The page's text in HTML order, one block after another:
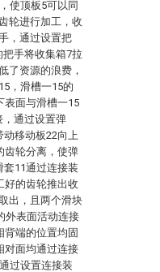
使顶板5可以同
轮进行加工，收
，通过设置把
手将收集箱7拉
了资源的浪费，
，滑槽一15的
表面与滑槽一15
，通过设置弹
动移动板22向上
齿轮分离，使弹
11通过连接装
好的齿轮推出收
出，且两个滑块
外表面活动连接
背端的位置均固
对面均通过连接
过设置连接装